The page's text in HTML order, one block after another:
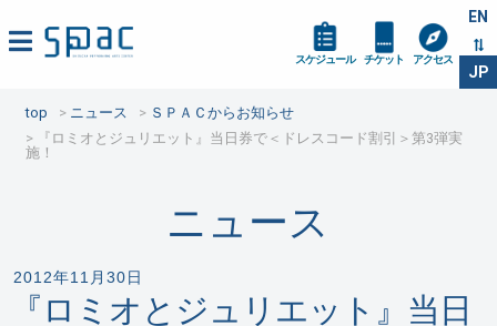
EN
JP
スケジュール チケット アクセス
top ニュース
ＳＰＡＣからお知らせ
『ロミオとジュリエット』当日券で＜ドレスコード割引＞第3弾実
施！
ニュース
2012年11月30日
『ロミオとジュリエット』当日